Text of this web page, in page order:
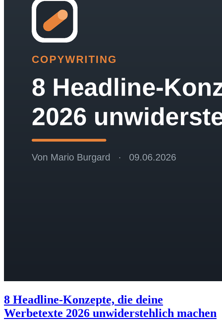
8 Headline-Konzepte, die deine
Werbetexte 2026 unwiderstehlich machen